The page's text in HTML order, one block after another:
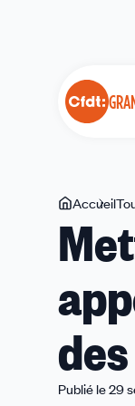
Vous
êtes
ici
Accueil
Publié le 29